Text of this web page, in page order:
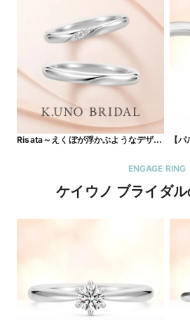
Risata～えくぼが浮かぶようなデザイ
【
く
ENGAGE RING
ケイウノ ブライダ